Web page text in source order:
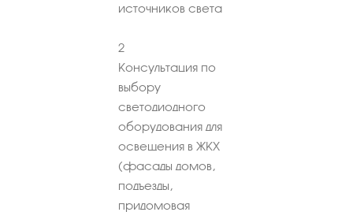
источников света
2
Консультация по
выбору
светодиодного
оборудования для
освещения в ЖКХ
(фасады домов,
подъезды,
придомовая